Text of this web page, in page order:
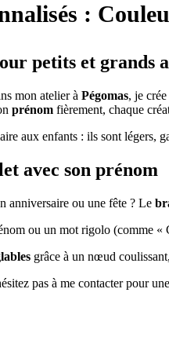
:
petits et grands
mon atelier à Pégomas, je crée
prénom fièrement, chaque
aux enfants : ils sont légers,
avec son prénom
anniversaire ou une fête ? Le
ou un mot rigolo (comme «
grâce à un nœud
pas à me contacter pour une